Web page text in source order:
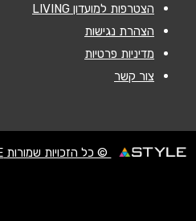
הצטרפות למועדון LIVING
הצהרת נגישות
מדיניות פרטיות
צור קשר
© כל הזכויות שמורות STYLE ניהול מועדוני לקוחות